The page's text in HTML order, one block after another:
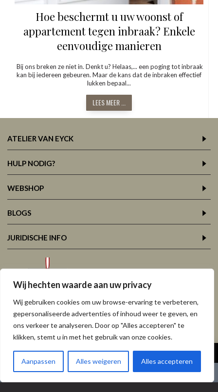
Wij hechten waarde aan uw privacy
Wij gebruiken cookies om uw browse-ervaring te verbeteren,
gepersonaliseerde advertenties of inhoud weer te geven, en
ons verkeer te analyseren. Door op "Alles accepteren" te
klikken, stemt u in met het gebruik van onze cookies.
Aanpassen Alles weigeren Alles accepteren
Hoe beschermt u uw woonst of
appartement tegen inbraak? Enkele
eenvoudige manieren
Bij ons breken ze niet in. Denkt u? Helaas,... een poging tot inbraak
kan bij iedereen gebeuren. Maar de kans dat de inbraken effectief
lukken bepaal...
LEES MEER ...
ATELIER VAN EYCK
HULP NODIG?
WEBSHOP
BLOGS
JURIDISCHE INFO
Copyright © 2026,Atelier Van Eyck, Leuven, Korbeek-Lo